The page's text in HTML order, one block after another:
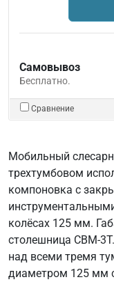
Самовывоз
Бесплатно.
Сравнение
Мобильный
трехтумбовом
компоновка с
колёсах 125 мм.
столешница СВМ-
над всеми тремя
диаметром 125 мм